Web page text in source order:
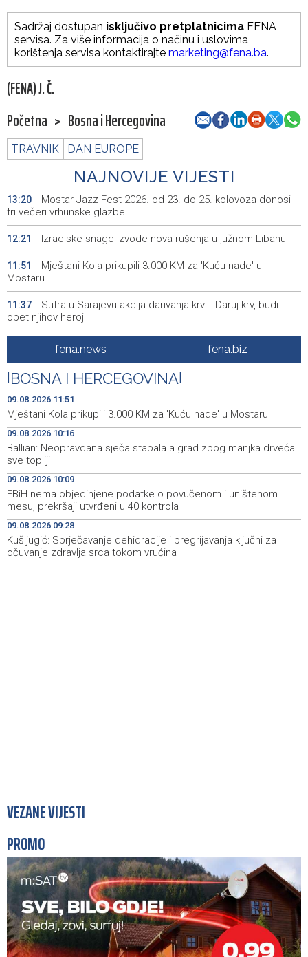
Sadržaj dostupan isključivo pretplatnicima FENA
servisa. Za više informacija o načinu i uslovima
korištenja servisa kontaktirajte marketing@fena.ba.
(FENA) J. Č.
Početna > Bosna i Hercegovina
TRAVNIK DAN EUROPE
NAJNOVIJE VIJESTI
13:20
Mostar Jazz Fest 2026. od 23. do 25. kolovoza donosi
tri večeri vrhunske glazbe
12:21 Izraelske snage izvode nova rušenja u južnom Libanu
11:51
Mještani Kola prikupili 3.000 KM za 'Kuću nade' u
Mostaru
11:37
Sutra u Sarajevu akcija darivanja krvi - Daruj krv, budi
opet njihov heroj
BiH među zapaženijim učesnicima CIGRE u Parizu - AI i
energetska tranzicija u fokusu
10:28
Pezer već sutra nastupa u kvalifikacijama, vjeruje da će i
navečer biti u finalu EP-a u Birminghamu
10:16
Ballian: Neopravdana sječa stabala a grad zbog manjka
drveća sve topliji
10:09
FBiH nema objedinjene podatke o povučenom i
uništenom mesu, prekršaji utvrđeni u 40 kontrola
10:03
Marija Šerifović pred više hiljada posjetitelja na Piroti
zatvorila 'Dane dijaspore 2026' u Travniku
09:28
Kušljugić: Sprječavanje dehidracije i pregrijavanja ključni
za očuvanje zdravlja srca tokom vrućina
fena.news fena.biz
BOSNA I HERCEGOVINA
09.08.2026 11:51
Mještani Kola prikupili 3.000 KM za 'Kuću nade' u Mostaru
09.08.2026 10:16
Ballian: Neopravdana sječa stabala a grad zbog manjka drveća
sve topliji
09.08.2026 10:09
FBiH nema objedinjene podatke o povučenom i uništenom
mesu, prekršaji utvrđeni u 40 kontrola
09.08.2026 09:28
Kušljugić: Sprječavanje dehidracije i pregrijavanja ključni za
očuvanje zdravlja srca tokom vrućina
VEZANE VIJESTI
PROMO